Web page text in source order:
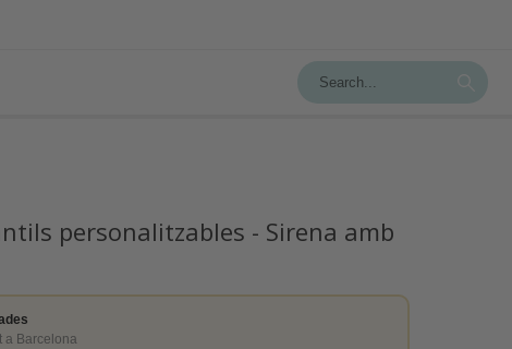
personalitzables - Sirena amb
a Barcelona